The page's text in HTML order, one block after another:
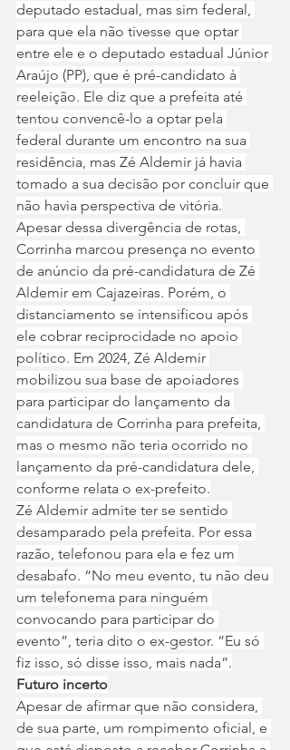
deputado estadual, mas sim federal,
para que ela não tivesse que optar
entre ele e o deputado estadual Júnior
Araújo (PP), que é pré-candidato à
reeleição. Ele diz que a prefeita até
tentou convencê-lo a optar pela
federal durante um encontro na sua
residência, mas Zé Aldemir já havia
tomado a sua decisão por concluir que
não havia perspectiva de vitória.
Apesar dessa divergência de rotas,
Corrinha marcou presença no evento
de anúncio da pré-candidatura de Zé
Aldemir em Cajazeiras. Porém, o
distanciamento se intensificou após
ele cobrar reciprocidade no apoio
político. Em 2024, Zé Aldemir
mobilizou sua base de apoiadores
para participar do lançamento da
candidatura de Corrinha para prefeita,
mas o mesmo não teria ocorrido no
lançamento da pré-candidatura dele,
conforme relata o ex-prefeito.
Zé Aldemir admite ter se sentido
desamparado pela prefeita. Por essa
razão, telefonou para ela e fez um
desabafo. “No meu evento, tu não deu
um telefonema para ninguém
convocando para participar do
evento”, teria dito o ex-gestor. “Eu só
fiz isso, só disse isso, mais nada”.
Futuro incerto
Apesar de afirmar que não considera,
de sua parte, um rompimento oficial, e